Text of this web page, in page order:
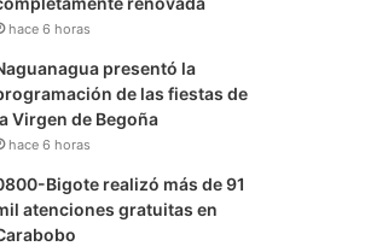
hace 6 horas
presentó la
de las fiestas de
Virgen de Begoña
hace 6 horas
Bigote realizó más de 91
atenciones gratuitas en